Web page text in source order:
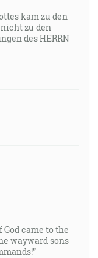
kam zu den
zu den
des HERRN
God came to the
wayward sons